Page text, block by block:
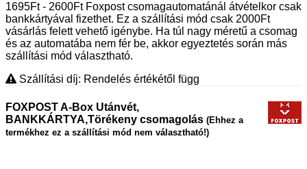
1695Ft - 2600Ft Foxpost csomagautomatánál átvételkor csak
bankkártyával fizethet. Ez a szállítási mód csak 2000Ft
vásárlás felett vehető igénybe. Ha túl nagy méretű a csomag
és az automatába nem fér be, akkor egyeztetés során más
szállítási mód választható.
Szállítási díj: Rendelés értékétől függ
FOXPOST A-Box Utánvét,
BANKKÁRTYA,Törékeny csomagolás (Ehhez a
termékhez ez a szállítási mód nem választható!)